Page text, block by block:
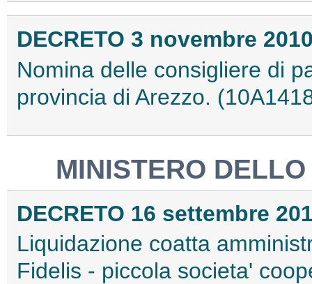
DECRETO 3 novembre
Nomina delle consigliere di
provincia di Arezzo.
MINISTERO
DECRETO 16 settembre
Liquidazione coatta
Fidelis - piccola societa'